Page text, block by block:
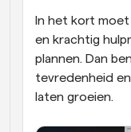
In het kort
en krachtig
plannen. Dan
tevredenheid
laten groeien.